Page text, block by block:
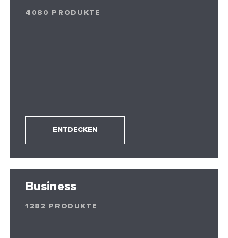
4080 PRODUKTE
ENTDECKEN
Business
1282 PRODUKTE